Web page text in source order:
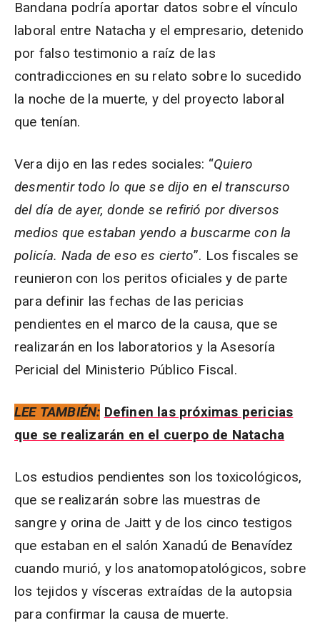
Bandana podría aportar datos sobre el vínculo
laboral entre Natacha y el empresario, detenido
por falso testimonio a raíz de las
contradicciones en su relato sobre lo sucedido
la noche de la muerte, y del proyecto laboral
que tenían.
Vera dijo en las redes sociales: “Quiero
desmentir todo lo que se dijo en el transcurso
del día de ayer, donde se refirió por diversos
medios que estaban yendo a buscarme con la
policía. Nada de eso es cierto”. Los fiscales se
reunieron con los peritos oficiales y de parte
para definir las fechas de las pericias
pendientes en el marco de la causa, que se
realizarán en los laboratorios y la Asesoría
Pericial del Ministerio Público Fiscal.
LEE TAMBIÉN: Definen las próximas pericias
que se realizarán en el cuerpo de Natacha
Los estudios pendientes son los toxicológicos,
que se realizarán sobre las muestras de
sangre y orina de Jaitt y de los cinco testigos
que estaban en el salón Xanadú de Benavídez
cuando murió, y los anatomopatológicos, sobre
los tejidos y vísceras extraídas de la autopsia
para confirmar la causa de muerte.